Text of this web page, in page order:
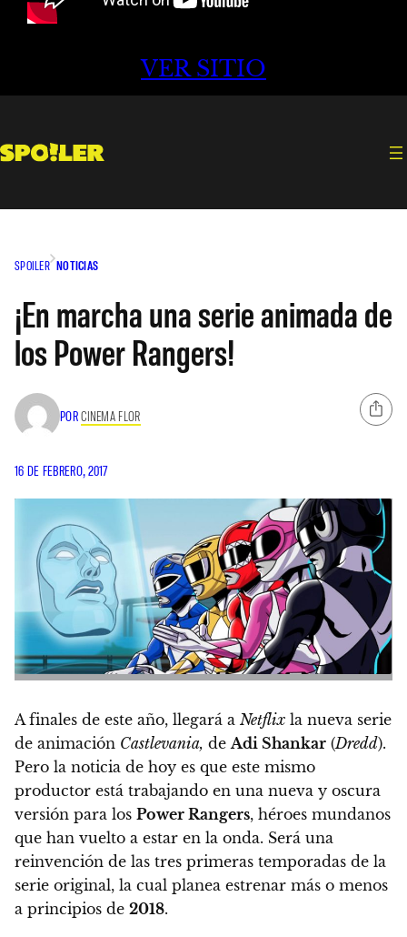
VER SITIO
SPOILER NOTICIAS
¡En marcha una serie animada de
los Power Rangers!
PORCINEMA FLOR
16 DE FEBRERO, 2017
A finales de este año, llegará a Netflix la nueva serie
de animación Castlevania, deAdi Shankar (Dredd).
Pero la noticia de hoy es que este mismo
productor está trabajando en una nueva y oscura
versión para los Power Rangers, héroes mundanos
que han vuelto a estar en la onda. Será una
reinvención de las tres primeras temporadas de la
serie original, la cual planea estrenar más o menos
a principios de 2018.